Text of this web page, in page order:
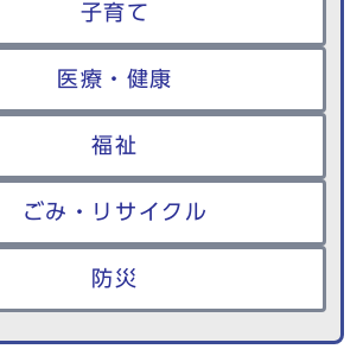
子育て
医療・健康
福祉
ごみ・リサイクル
防災